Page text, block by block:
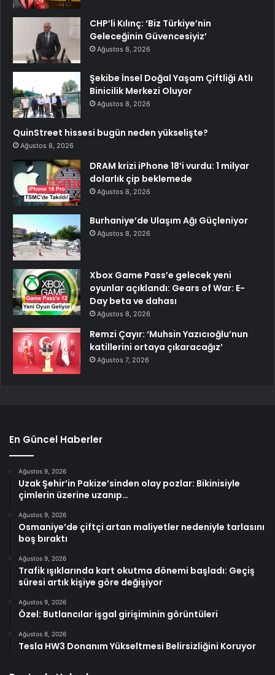
CHP’li Kılınç: ‘Biz Türkiye’nin
Geleceğinin Güvencesiyiz’
Ağustos 8, 2026
Şekibe İnsel Doğal Yaşam Çiftliği Atlı
Binicilik Merkezi Oluyor
Ağustos 8, 2026
QuinStreet hissesi bugün neden yükselişte?
Ağustos 8, 2026
DRAM krizi iPhone 18’i vurdu: 1 milyar
dolarlık çip beklemede
Ağustos 8, 2026
Burhaniye’de Ulaşım Ağı Güçleniyor
Ağustos 8, 2026
Xbox Game Pass’e gelecek yeni
oyunlar açıklandı: Gears of War: E-
Day beta ve dahası
Ağustos 8, 2026
Remzi Çayır: ‘Muhsin Yazıcıoğlu’nun
katillerini ortaya çıkaracağız’
Ağustos 7, 2026
En Güncel Haberler
Ağustos 9, 2026
Uzak Şehir’in Pakize’sinden olay pozlar: Bikinisiyle
çimlerin üzerine uzanıp…
Ağustos 9, 2026
Osmaniye’de çiftçi artan maliyetler nedeniyle tarlasını
boş bıraktı
Ağustos 9, 2026
Trafik ışıklarında kart okutma dönemi başladı: Geçiş
süresi artık kişiye göre değişiyor
Ağustos 9, 2026
Özel: Butlancılar işgal girişiminin görüntüleri
Ağustos 8, 2026
Tesla HW3 Donanım Yükseltmesi Belirsizliğini Koruyor